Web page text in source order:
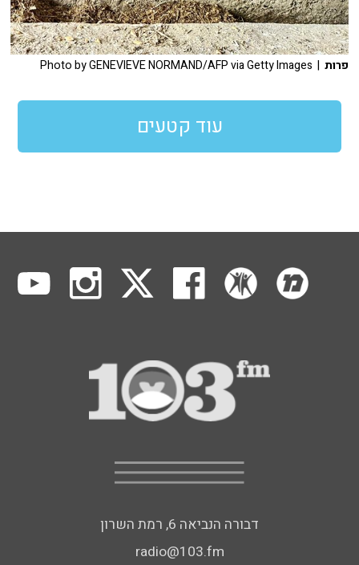
פרות | Photo by GENEVIEVE NORMAND/AFP via Getty Images
עוד קטעים
דבורה הנביאה 6, רמת השרון
radio@103.fm